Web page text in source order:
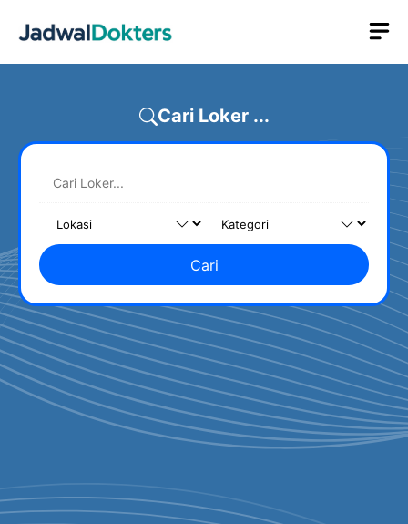
Cari Loker ...
Cari